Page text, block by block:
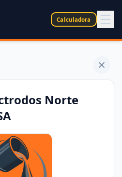
Calculadora
Norte